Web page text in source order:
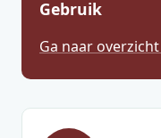
Gebruik
Ga naar